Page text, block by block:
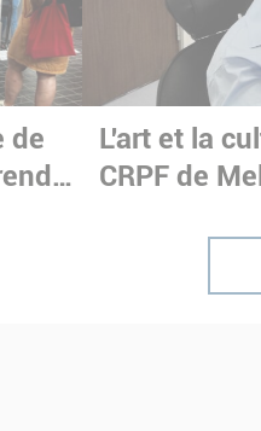
de
L'art et la
CRPF de